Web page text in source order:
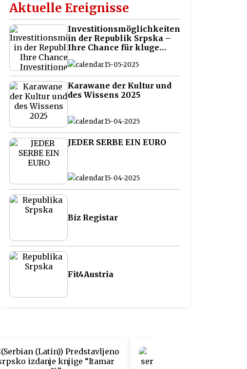
Aktuelle Ereignisse
Investitionsmöglichkeiten
in der Republik Srpska –
Ihre Chance für kluge
Investitionen auf dem
Balkan
15-05-2025
Karawane der Kultur und
des Wissens 2025
15-04-2025
JEDER SERBE EIN EURO
15-04-2025
Biz Registar
Fit4Austria